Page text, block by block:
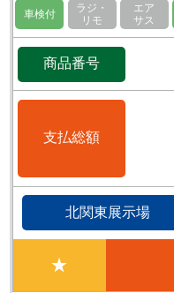
車検付
ラジ・
リモ
エア
サス
商品番号
支払総額
北関東展示場
★